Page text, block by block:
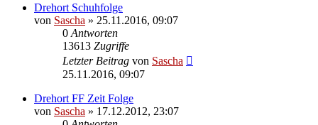
Drehort Schuhfolge
von Sascha » 25.11.2016, 09:07
0 Antworten
13613 Zugriffe
Letzter Beitrag von Sascha
25.11.2016, 09:07
Drehort FF Zeit Folge
von Sascha » 17.12.2012, 23:07